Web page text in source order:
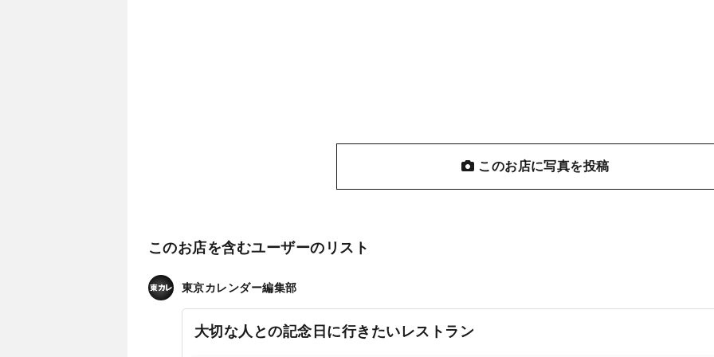
このお店に写真を投稿
このお店を含むユーザーのリスト
東京カレンダー編集部
大切な人との記念日に行きたいレストラン